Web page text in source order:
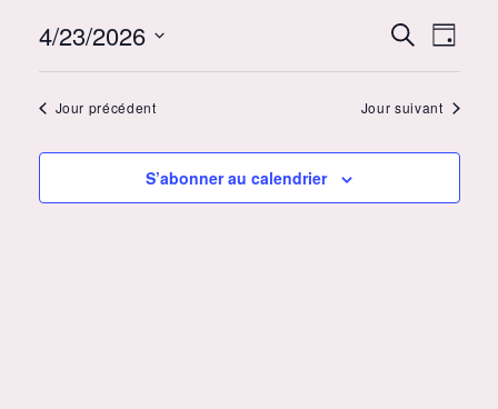
et
de
Recherche
Jour
4/23/2026
Sélectionnez
uneJour précédent Jour suivant
S’abonner au calendrier